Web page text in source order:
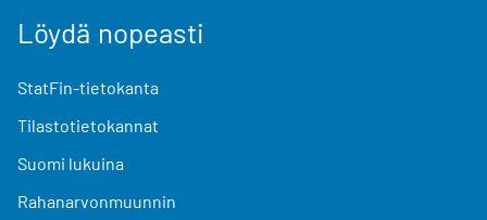
Löydä nopeasti
StatFin-tietokanta
Tilastotietokannat
Suomi lukuina
Rahanarvonmuunnin